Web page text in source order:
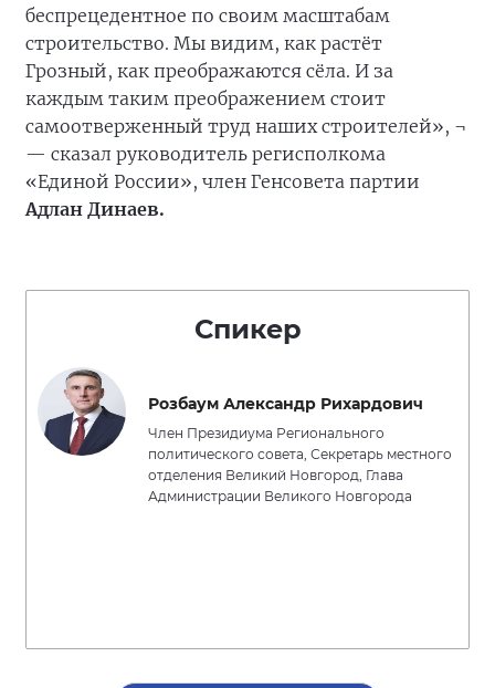
беспрецедентное по своим масштабам
строительство. Мы видим, как растёт
Грозный, как преображаются сёла. И за
каждым таким преображением стоит
самоотверженный труд наших строителей», ¬
— сказал руководитель регисполкома
«Единой России», член Генсовета партии
Адлан Динаев.
Спикер
Розбаум Александр Рихардович
Член Президиума Регионального
политического совета, Секретарь местного
отделения Великий Новгород, Глава
Администрации Великого Новгорода